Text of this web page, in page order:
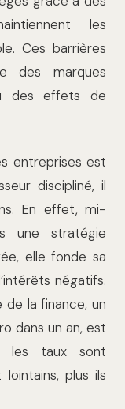
les
Ces barrières
des marques
des effets de
entreprises est
discipliné, il
En effet, mi-
une stratégie
elle fonde sa
négatifs.
de la finance, un
dans un an, est
les taux sont
plus ils